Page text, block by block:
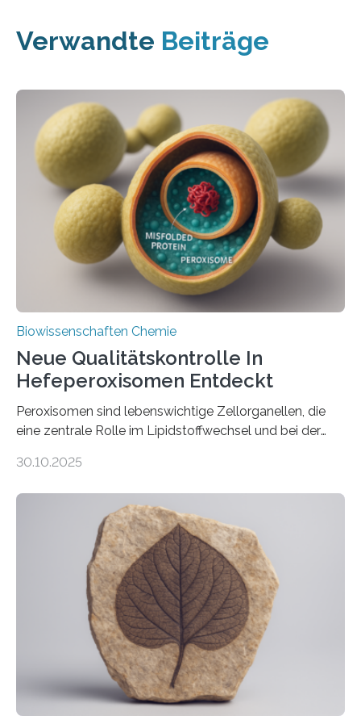
Verwandte Beiträge
Biowissenschaften Chemie
Neue Qualitätskontrolle In
Hefeperoxisomen Entdeckt
Peroxisomen sind lebenswichtige Zellorganellen, die
eine zentrale Rolle im Lipidstoffwechsel und bei der
erfüllen können, müssen zahlreiche Enzyme präzise in
der Ruhr-Universität Bochum um Prof. Dr. Ralf Erdmann
und Dr. Ismaila Francis Yusuf hat nun einen bislang
unbekannten Qualitätskontrollmechanismus des
peroxisomalen Proteintransports in der Bäckerhefe
Saccharomyces cerevisiae entdeckt, der für die
Funktionsfähigkeit der Organellen entscheidend ist. Die
Studie wurde am 28. Oktober 2025 in der
Fachzeitschrift…
30.10.2025